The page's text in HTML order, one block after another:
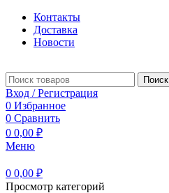
Контакты
Доставка
Новости
Поиск
Вход / Регистрация
0 Избранное
0 Сравнить
0 0,00 ₽
Меню
0 0,00 ₽
Просмотр категорий